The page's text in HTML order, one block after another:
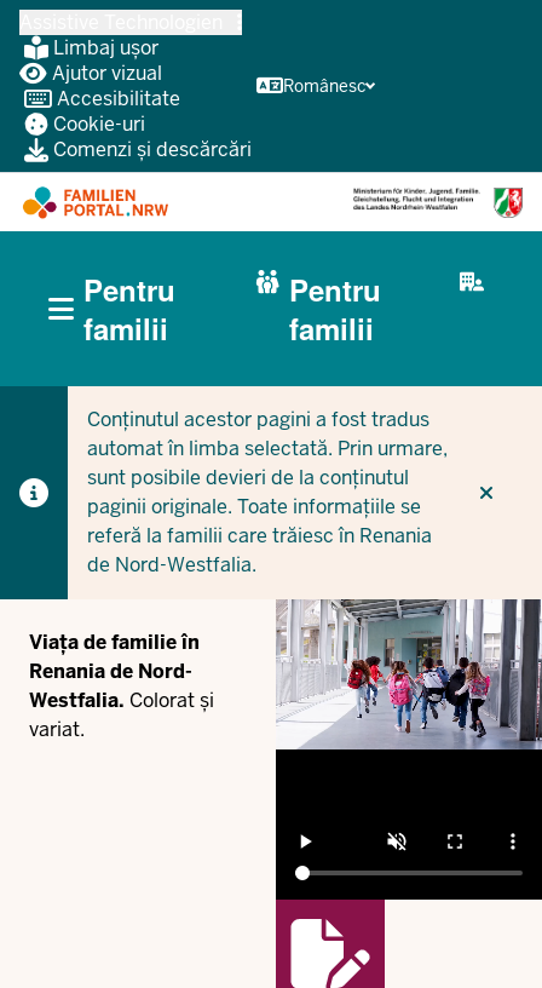
Treci
conținutul
principal
Limbaj ușor
Ajutor vizual
Accesibilitate
Cookie-uri
Comenzi și descărcări
Românesc
CURRENT SECTION PENTRU FAMILII
CURRENT SECTION PENTRU ÎNTREPRINDERI/
(BÜRGERBEREICH
MOBILE)
Pentru
familii
Pentru
familii
Conținutul acestor pagini a fost tradus
automat în limba selectată. Prin urmare,
sunt posibile devieri de la conținutul
paginii originale. Toate informațiile se
referă la familii care trăiesc în Renania
de Nord-Westfalia.
Viața de familie în
Renania de Nord-
Westfalia. Colorat și
variat.